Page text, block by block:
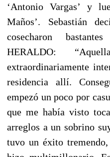
‘Antonio Vargas’ y
Maños’. Sebastián
cosecharon
HERALDO:
extraordinariamente
residencia allí.
empezó un poco por
que me había visto
arreglos a un sobrino
tuvo un éxito